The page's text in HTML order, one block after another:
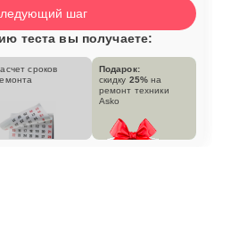
шаг
теста вы получаете:
сроков
Подарок:
скидку 25% на
ремонт техники
Asko